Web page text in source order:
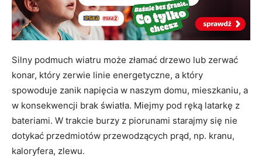
Silny podmuch wiatru może złamać drzewo lub zerwać
konar, który zerwie linie energetyczne, a który
spowoduje zanik napięcia w naszym domu, mieszkaniu, a
w konsekwencji brak światła. Miejmy pod ręką latarkę z
bateriami. W trakcie burzy z piorunami starajmy się nie
dotykać przedmiotów przewodzących prąd, np. kranu,
kaloryfera, zlewu.